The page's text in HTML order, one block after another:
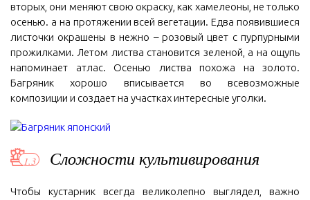
вторых, они меняют свою окраску, как хамелеоны, не только
осенью. а на протяжении всей вегетации. Едва появившиеся
листочки окрашены в нежно – розовый цвет с пурпурными
прожилками. Летом листва становится зеленой, а на ощупь
напоминает атлас. Осенью листва похожа на золото.
Багряник хорошо вписывается во всевозможные
композиции и создает на участках интересные уголки.
Сложности культивирования
Чтобы кустарник всегда великолепно выглядел, важно